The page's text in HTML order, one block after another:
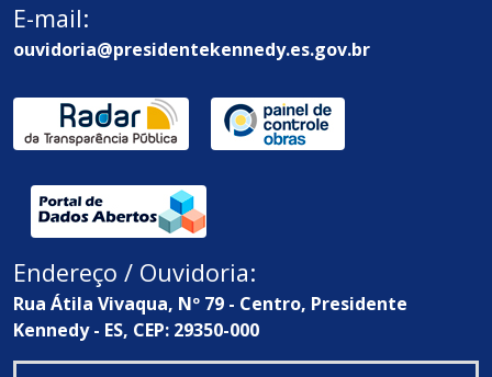
E-mail:
ouvidoria@presidentekennedy.es.gov.br
Endereço / Ouvidoria:
Rua Átila Vivaqua, Nº 79 - Centro, Presidente
Kennedy - ES, CEP: 29350-000